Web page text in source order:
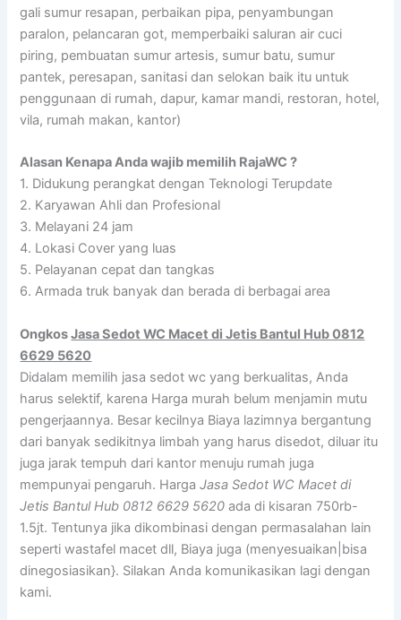
gali sumur resapan, perbaikan pipa, penyambungan
paralon, pelancaran got, memperbaiki saluran air cuci
piring, pembuatan sumur artesis, sumur batu, sumur
pantek, peresapan, sanitasi dan selokan baik itu untuk
penggunaan di rumah, dapur, kamar mandi, restoran, hotel,
vila, rumah makan, kantor)
Alasan Kenapa Anda wajib memilih RajaWC ?
1. Didukung perangkat dengan Teknologi Terupdate
2. Karyawan Ahli dan Profesional
3. Melayani 24 jam
4. Lokasi Cover yang luas
5. Pelayanan cepat dan tangkas
6. Armada truk banyak dan berada di berbagai area
OngkosJasa Sedot WC Macet di Jetis Bantul Hub 0812
6629 5620
Didalam memilih jasa sedot wc yang berkualitas, Anda
harus selektif, karena Harga murah belum menjamin mutu
pengerjaannya. Besar kecilnya Biaya lazimnya bergantung
dari banyak sedikitnya limbah yang harus disedot, diluar itu
juga jarak tempuh dari kantor menuju rumah juga
mempunyai pengaruh. HargaJasa Sedot WC Macet di
Jetis Bantul Hub 0812 6629 5620 ada di kisaran 750rb-
1.5jt. Tentunya jika dikombinasi dengan permasalahan lain
seperti wastafel macet dll, Biaya juga (menyesuaikan|bisa
dinegosiasikan}. Silakan Anda komunikasikan lagi dengan
kami.